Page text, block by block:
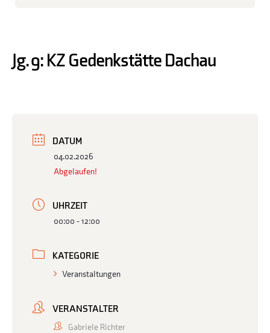
Jg. 9: KZ Gedenkstätte Dachau
DATUM
04.02.2026
Abgelaufen!
UHRZEIT
00:00 - 12:00
KATEGORIE
Veranstaltungen
VERANSTALTER
Gabriele Richter